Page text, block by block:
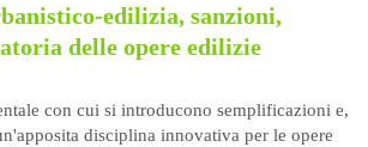
edilizia, sanzioni,
delle opere edilizie
con cui si introducono semplificazioni e,
disciplina innovativa per le opere